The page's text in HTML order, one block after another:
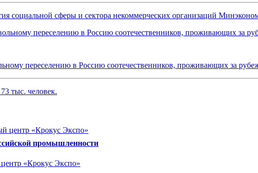
социальной сферы и сектора некоммерческих организаций
переселению в Россию соотечественников, проживающих за
тыс. человек.
промышленности
«Крокус Экспо»